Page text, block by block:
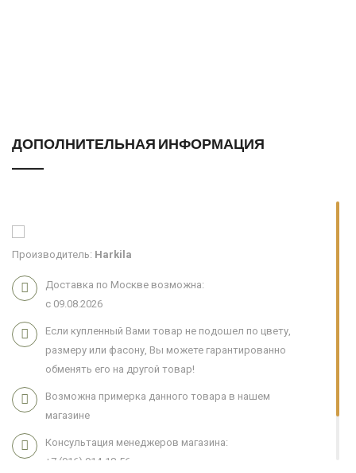
ДОПОЛНИТЕЛЬНАЯ ИНФОРМАЦИЯ
Производитель: Harkila
Доставка по Москве возможна:
с 09.08.2026
Если купленный Вами товар не подошел по цвету,
размеру или фасону, Вы можете гарантированно
обменять его на другой товар!
Возможна примерка данного товара в нашем
магазине
Консультация менеджеров магазина:
+7 (916) 914-18-56